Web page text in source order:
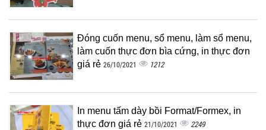
Đóng cuốn menu, sổ menu, làm sổ menu,
làm cuốn thực đơn bìa cứng, in thực đơn
giá rẻ 26/10/2021 1212
In menu tấm dày bồi Format/Formex, in
thực đơn giá rẻ 21/10/2021 2249